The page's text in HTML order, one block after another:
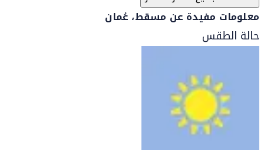
معلومات مفيدة عن مسقط، عُمان
حالة الطقس